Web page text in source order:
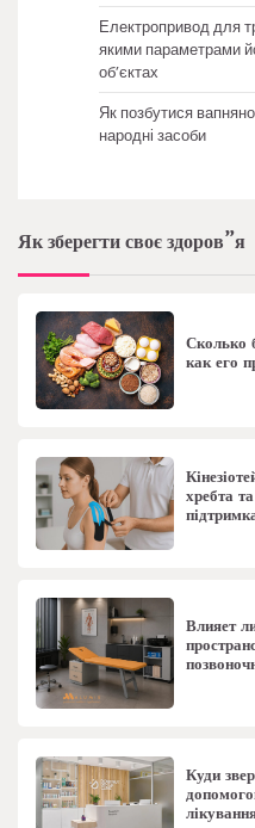
Електропривод для
якими параметрами
об’єктах
Як позбутися
народні засоби
Як зберегти своє здоров”я
Сколько
как его
хребта
Влияет
Куди